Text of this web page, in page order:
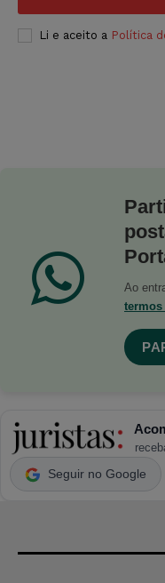
Li e aceito a Política
Ao
termos
Seguir no Google